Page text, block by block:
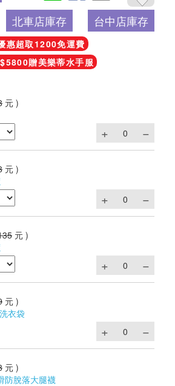
北車店庫存 台中店庫存
惠超取1200免運費
贈美樂蒂水手服
元 )
元 )
元 )
元 )
衣袋
元 )
防脫落大腿襪